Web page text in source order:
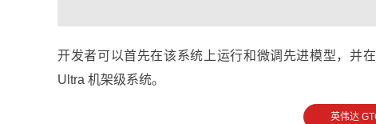
开发者可以首先在该系统上运行和微调先进模型，并
Ultra 机架级系统。
英伟达